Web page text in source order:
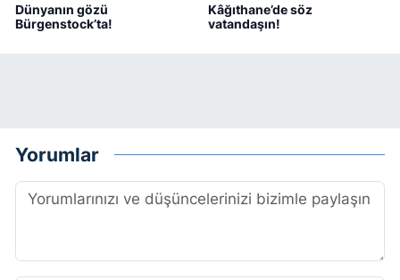
Dünyanın gözü
Bürgenstock’ta!
Kâğıthane’de söz
vatandaşın!
Yorumlar